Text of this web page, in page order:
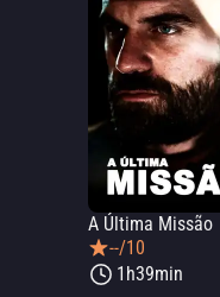
A Última Missão
--/10
1h39min